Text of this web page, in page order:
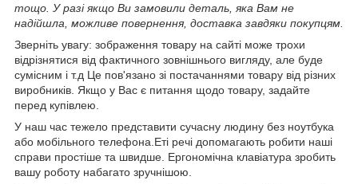
тощо. У разі якщо Ви замовили деталь, яка Вам не
надійшла, можливе повернення, доставка завдяки покупцям.
Зверніть увагу: зображення товару на сайті може трохи
відрізнятися від фактичного зовнішнього вигляду, але буде
сумісним і т.д Це пов'язано зі постачаннями товару від різних
виробників. Якщо у Вас є питання щодо товару, задайте
перед купівлею.
У наш час тежело представити сучасну людину без ноутбука
або мобільного телефона.Еті речі допомагають робити наші
справи простіше та швидше. Ергономічна клавіатура зробить
вашу роботу набагато зручнішою.